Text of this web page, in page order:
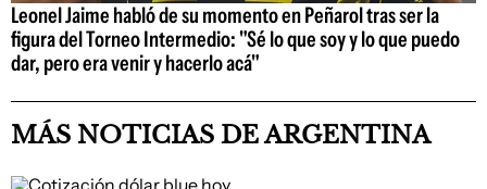
Leonel Jaime habló de su momento en Peñarol tras ser la
figura del Torneo Intermedio: "Sé lo que soy y lo que puedo
dar, pero era venir y hacerlo acá"
MÁS NOTICIAS DE ARGENTINA